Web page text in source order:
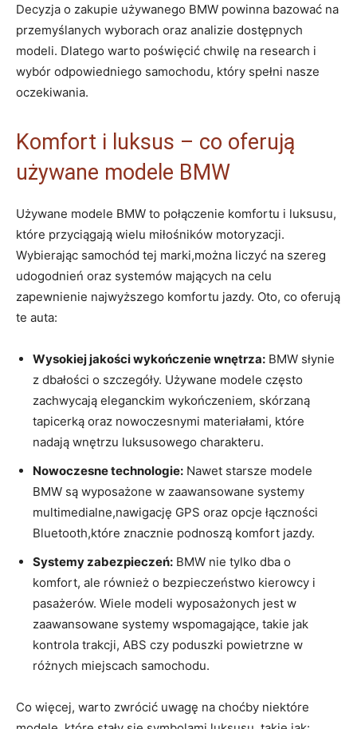
Decyzja ‌o​ zakupie używanego BMW⁢ powinna bazować na​
przemyślanych ‌wyborach oraz analizie dostępnych
‌modeli. Dlatego warto poświęcić‌ chwilę na research i
wybór odpowiedniego ⁣samochodu,‍ który spełni nasze
oczekiwania.
Komfort i‍ luksus – co oferują
używane modele BMW
Używane modele BMW ⁢to⁤ połączenie‍ komfortu⁢ i ‌luksusu,
‌które przyciągają ​wielu miłośników motoryzacji.⁢
Wybierając ‍samochód tej marki,można liczyć⁢ na szereg
udogodnień oraz systemów mających na celu
zapewnienie⁣ najwyższego komfortu jazdy.⁣ Oto, co‌ oferują
⁣te auta: ⁣
Wysokiej jakości​ wykończenie‌ wnętrza: BMW słynie⁣
z ​dbałości‌ o szczegóły. Używane modele często
zachwycają eleganckim wykończeniem, skórzaną
tapicerką oraz nowoczesnymi materiałami, które‍
nadają wnętrzu luksusowego charakteru.
Nowoczesne technologie: Nawet starsze modele
BMW​ są ⁣wyposażone⁣ w zaawansowane systemy
multimedialne,nawigację GPS oraz opcje łączności
Bluetooth,które znacznie ‍podnoszą komfort ⁣jazdy.
Systemy zabezpieczeń: BMW⁢ nie tylko dba o⁤
komfort, ale⁢ również o bezpieczeństwo ​kierowcy i
pasażerów. Wiele modeli wyposażonych jest w
⁤zaawansowane systemy⁤ wspomagające,⁢ takie jak
kontrola trakcji, ABS⁣ czy poduszki‌ powietrzne w
różnych miejscach samochodu.
Co więcej, warto zwrócić uwagę na choćby niektóre‌